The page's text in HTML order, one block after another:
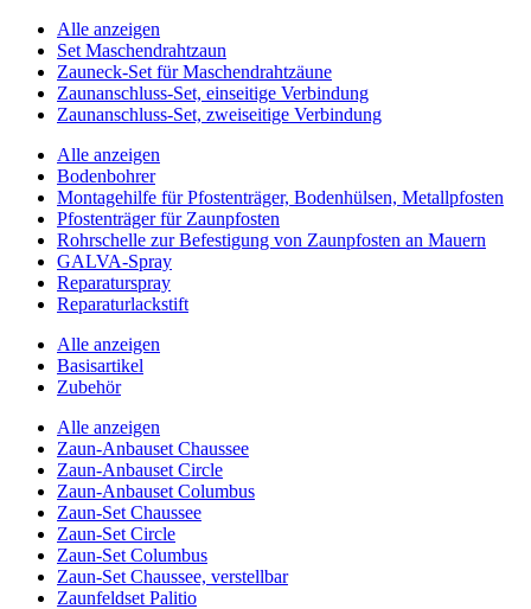
Alle anzeigen
Set Maschendrahtzaun
Zauneck-Set für Maschendrahtzäune
Zaunanschluss-Set, einseitige Verbindung
Zaunanschluss-Set, zweiseitige Verbindung
Alle anzeigen
Bodenbohrer
Montagehilfe für Pfostenträger, Bodenhülsen, Metallpfosten
Pfostenträger für Zaunpfosten
Rohrschelle zur Befestigung von Zaunpfosten an Mauern
GALVA-Spray
Reparaturspray
Reparaturlackstift
Alle anzeigen
Basisartikel
Zubehör
Alle anzeigen
Zaun-Anbauset Chaussee
Zaun-Anbauset Circle
Zaun-Anbauset Columbus
Zaun-Set Chaussee
Zaun-Set Circle
Zaun-Set Columbus
Zaun-Set Chaussee, verstellbar
Zaunfeldset Palitio